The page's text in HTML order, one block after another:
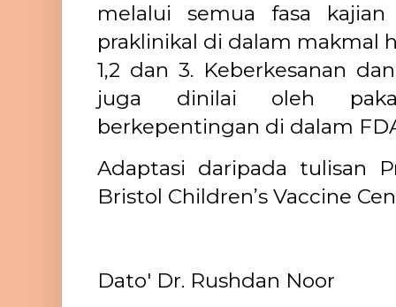
melalui semua fasa
praklinikal di dalam makmal
1,2 dan 3. Keberkesanan
juga dinilai oleh
berkepentingan di dalam
Adaptasi daripada tulisan
Bristol Children’s Vaccine
Dato' Dr. Rushdan Noor